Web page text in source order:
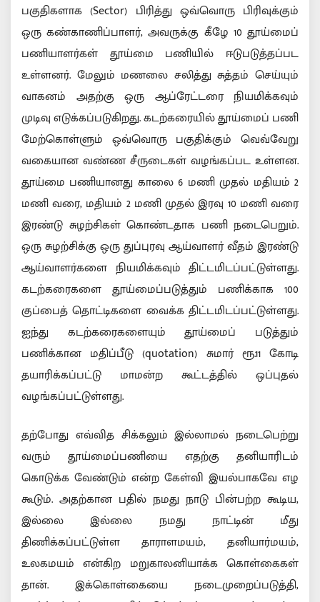
பகுதிகளாக (Sector) பிரித்து ஒவ்வொரு பிரிவுக்கும்
ஒரு கண்காணிப்பாளர், அவருக்கு கீழே 10 தூய்மைப்
பணியாளர்கள் தூய்மை பணியில் ஈடுபடுத்தப்பட
உள்ளனர். மேலும் மணலை சலித்து சுத்தம் செய்யும்
வாகனம் அதற்கு ஒரு ஆப்ரேட்டரை நியமிக்கவும்
முடிவு எடுக்கப்படுகிறது. கடற்கரையில் தூய்மைப் பணி
மேற்கொள்ளும் ஒவ்வொரு பகுதிக்கும் வெவ்வேறு
வகையான வண்ண சீருடைகள் வழங்கப்பட உள்ளன.
தூய்மை பணியானது காலை 6 மணி முதல் மதியம் 2
மணி வரை, மதியம் 2 மணி முதல் இரவு 10 மணி வரை
இரண்டு சுழற்சிகள் கொண்டதாக பணி நடைபெறும்.
ஒரு சுழற்சிக்கு ஒரு துப்புரவு ஆய்வாளர் வீதம் இரண்டு
ஆய்வாளர்களை நியமிக்கவும் திட்டமிடப்பட்டுள்ளது.
கடற்கரைகளை தூய்மைப்படுத்தும் பணிக்காக 100
குப்பைத் தொட்டிகளை வைக்க திட்டமிடப்பட்டுள்ளது.
ஐந்து கடற்கரைகளையும் தூய்மைப் படுத்தும்
பணிக்கான மதிப்பீடு (quotation) சுமார் ரூ.11 கோடி
தயாரிக்கப்பட்டு மாமன்ற கூட்டத்தில் ஒப்புதல்
வழங்கப்பட்டுள்ளது.
தற்போது எவ்வித சிக்கலும் இல்லாமல் நடைபெற்று
வரும் தூய்மைப்பணியை எதற்கு தனியாரிடம்
கொடுக்க வேண்டும் என்ற கேள்வி இயல்பாகவே எழ
கூடும். அதற்கான பதில் நமது நாடு பின்பற்ற கூடிய,
இல்லை இல்லை நமது நாட்டின் மீது
திணிக்கப்பட்டுள்ள தாராளமயம், தனியார்மயம்,
உலகமயம் என்கிற மறுகாலனியாக்க கொள்கைகள்
தான். இக்கொள்கையை நடைமுறைப்படுத்தி,